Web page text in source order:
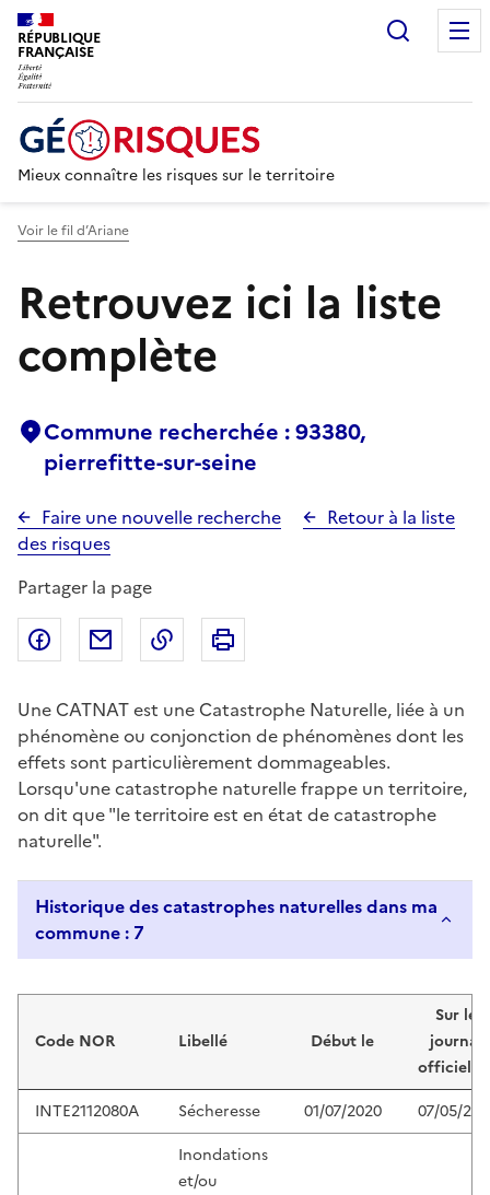
RÉPUBLIQUE
FRANÇAISE
Mieux connaître les risques sur le territoire
Voir le fil d’Ariane
Retrouvez ici la liste
complète
Commune recherchée : 93380,
pierrefitte-sur-seine
Faire une nouvelle recherche
Retour à la liste
des risques
Partager la page
Partager sur Facebook
Partager par emailCopier dans le presse-papier
Une CATNAT est une Catastrophe Naturelle, liée à un
phénomène ou conjonction de phénomènes dont les
effets sont particulièrement dommageables.
Lorsqu'une catastrophe naturelle frappe un territoire,
on dit que "le territoire est en état de catastrophe
naturelle".
Historique des catastrophes naturelles dans ma
commune : 7
Code NOR Libellé Début le
Sur le
journal
officiel
INTE2112080A
Sécheresse 01/07/2020 07/05/
Inondations
et/ou